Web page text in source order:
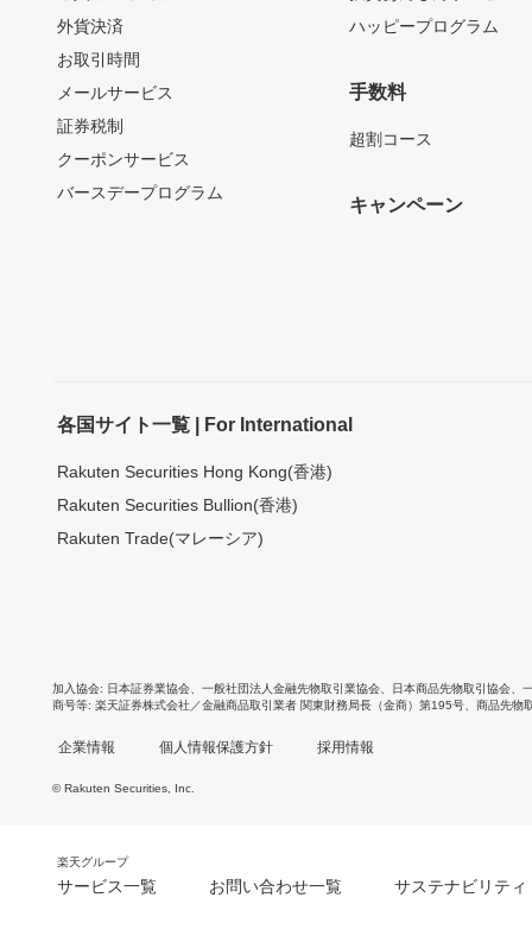
外貨決済
お取引時間
メールサービス
証券税制
クーポンサービス
バースデープログラム
ハッピープログラム
手数料
超割コース
キャンペーン
各国サイト一覧 | For International
Rakuten Securities Hong Kong(香港)
Rakuten Securities Bullion(香港)
Rakuten Trade(マレーシア)
加入協会 日本証券業協会 一般社団法人金融先物取引業協会 日本商品先物取引協会
商号等 楽天証券株式会社／金融商品取引業者 関東財務局長（金商）第195号、商品先物
企業情報 個人情報保護方針 採用情報
© Rakuten Securities, Inc.
楽天グループ
サービス一覧 お問い合わせ一覧 サステナビリティ